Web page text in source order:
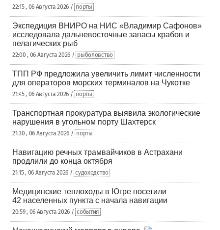
22:15 , 06 Августа 2026 / порты
Экспедиция ВНИРО на НИС «Владимир Сафонов»
исследовала дальневосточные запасы крабов и
пелагических рыб
22:00 , 06 Августа 2026 / рыболовство
ТПП РФ предложила увеличить лимит численности
для операторов морских терминалов на Чукотке
21:45 , 06 Августа 2026 / порты
Транспортная прокуратура выявила экологические
нарушения в угольном порту Шахтерск
21:30 , 06 Августа 2026 / порты
Навигацию речных трамвайчиков в Астрахани
продлили до конца октября
21:15 , 06 Августа 2026 / судоходство
Медицинские теплоходы в Югре посетили
42 населенных пункта с начала навигации
20:59 , 06 Августа 2026 / события